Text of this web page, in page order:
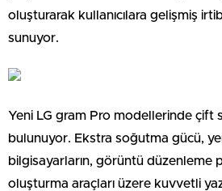
oluşturarak kullanıcılara gelişmiş
sunuyor.
Yeni LG gram Pro modellerinde çift
bulunuyor. Ekstra soğutma gücü,
bilgisayarların, görüntü düzenleme
oluşturma araçları üzere kuvvetli